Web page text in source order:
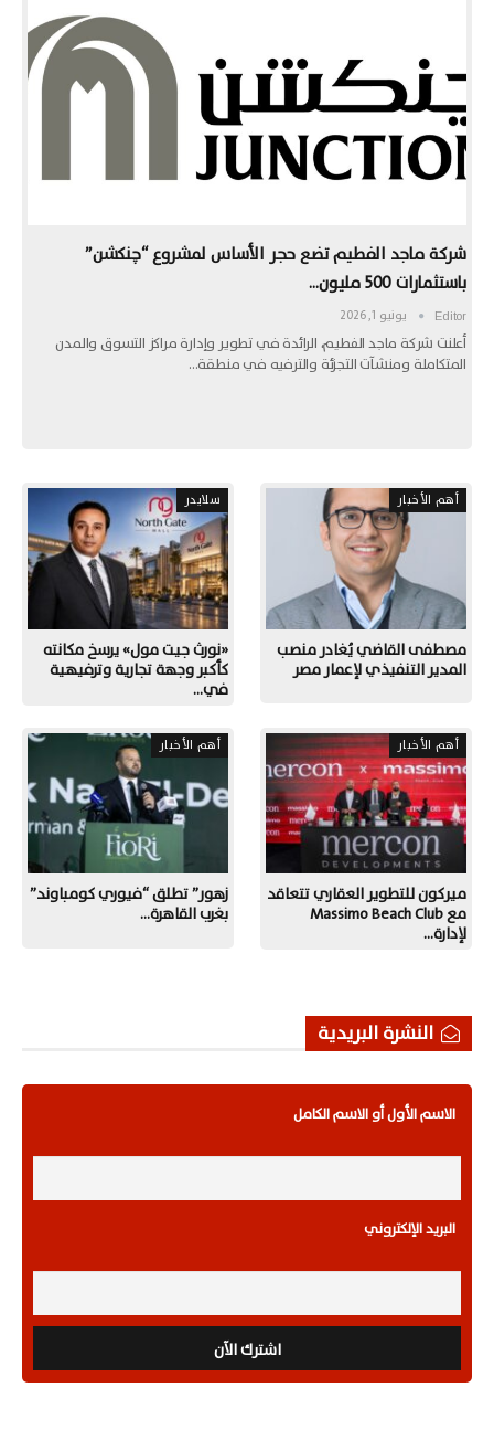
شركة ماجد الفطيم تضع حجر الأساس لمشروع “چنكشن”
باستثمارات 500 مليون…
Editor يونيو 1, 2026
أعلنت شركة ماجد الفطيم، الرائدة في تطوير وإدارة مراكز التسوق والمدن
المتكاملة ومنشآت التجزئة والترفيه في منطقة…
أهم الأخبار
مصطفى القاضي يُغادر منصب
المدير التنفيذي لإعمار مصر
سلايدر
«نورث جيت مول» يرسخ مكانته
كأكبر وجهة تجارية وترفيهية
في…
أهم الأخبار
ميركون للتطوير العقاري تتعاقد
مع Massimo Beach Club
لإدارة…
أهم الأخبار
زهور” تطلق “فيوري كومباوند”
بغرب القاهرة…
النشرة البريدية
الاسم الأول أو الاسم الكامل
البريد الإلكتروني